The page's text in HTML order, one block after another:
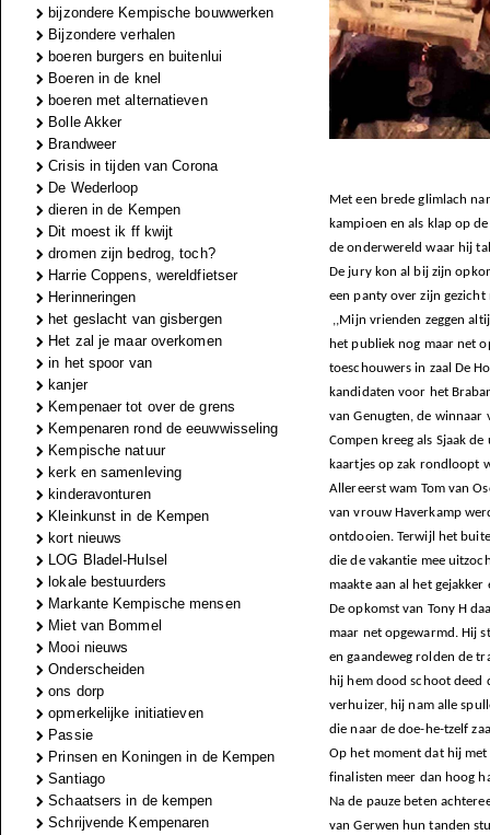
bijzondere Kempische bouwwerken
Bijzondere verhalen
boeren burgers en buitenlui
Boeren in de knel
boeren met alternatieven
Bolle Akker
Brandweer
Crisis in tijden van Corona
De Wederloop
dieren in de Kempen
Dit moest ik ff kwijt
dromen zijn bedrog, toch?
Harrie Coppens, wereldfietser
Herinneringen
het geslacht van gisbergen
Het zal je maar overkomen
in het spoor van
kanjer
Kempenaer tot over de grens
Kempenaren rond de eeuwwisseling
Kempische natuur
kerk en samenleving
kinderavonturen
Kleinkunst in de Kempen
kort nieuws
LOG Bladel-Hulsel
lokale bestuurders
Markante Kempische mensen
Miet van Bommel
Mooi nieuws
Onderscheiden
ons dorp
opmerkelijke initiatieven
Passie
Prinsen en Koningen in de Kempen
Santiago
Schaatsers in de kempen
Schrijvende Kempenaren
Met een brede glimlach
kampioen en als klap op
de onderwereld waar hij
De jury kon al bij zijn
een panty over zijn
,,Mijn vrienden zeggen
het publiek nog maar net
toeschouwers in zaal De
kandidaten voor het
van Genugten, de winnaar
Compen kreeg als Sjaak
kaartjes op zak rondloopt
Allereerst wam Tom van
van vrouw Haverkamp
ontdooien. Terwijl het
die de vakantie mee
maakte aan al het
De opkomst van Tony H
maar net opgewarmd. Hij
en gaandeweg rolden de
hij hem dood schoot deed
verhuizer, hij nam alle
die naar de doe-he-tzelf
Op het moment dat hij
finalisten meer dan hoog
Na de pauze beten
van Gerwen hun tanden